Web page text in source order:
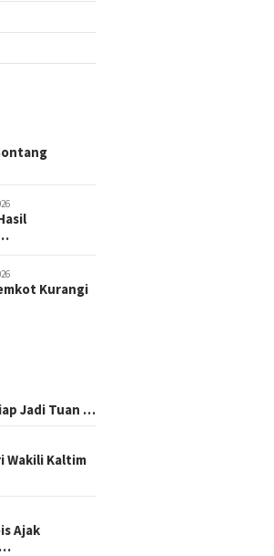
Belum dan Putus
Penanganan
Kurangi
Jadi Tuan …
Wakili Kaltim
Ajak